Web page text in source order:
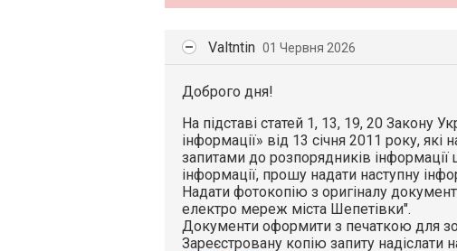
Valtntin 01 Червня 2026
Доброго дня!
На підставі статей 1, 13, 19, 20 Закону
інформації» від 13 січня 2011 року, які
запитами до розпорядників інформації
інформації, прошу надати наступну
Надати фотокопію з оригіналу
електро мереж міста Шепетівки".
Документи оформити з печаткою для
Зареєстровану копію запиту надіслати